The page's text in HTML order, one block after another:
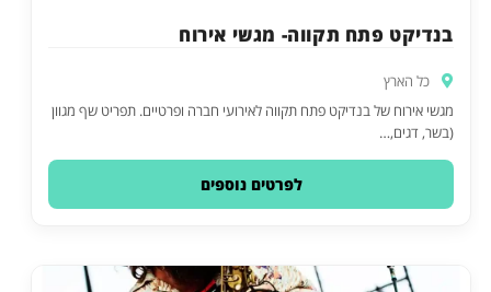
בנדיקט פתח תקווה- מגשי אירוח
כל הארץ
מגשי אירוח של בנדיקט פתח תקווה לאירועי חברה ופרטיים. תפריט שף מגוון
(בשר, דגים,…
לפרטים נוספים